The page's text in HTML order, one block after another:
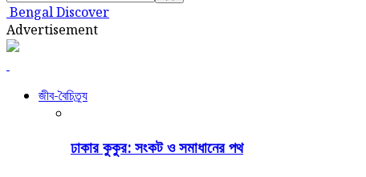
Bengal Discover
Advertisement
জীব-বৈচিত্র্য
ঢাকার কুকুর: সংকট ও সমাধানের পথ